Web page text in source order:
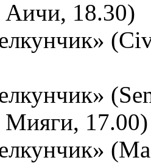
Аичи, 18.30)
Мияги, 17.00)